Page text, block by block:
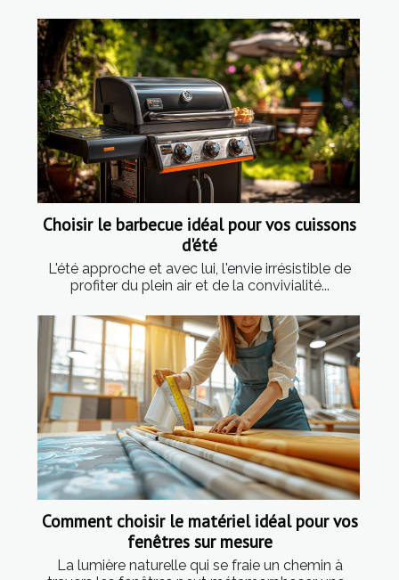
Choisir le barbecue idéal pour vos cuissons
d'été
L'été approche et avec lui, l'envie irrésistible de
profiter du plein air et de la convivialité...
Comment choisir le matériel idéal pour vos
fenêtres sur mesure
La lumière naturelle qui se fraie un chemin à